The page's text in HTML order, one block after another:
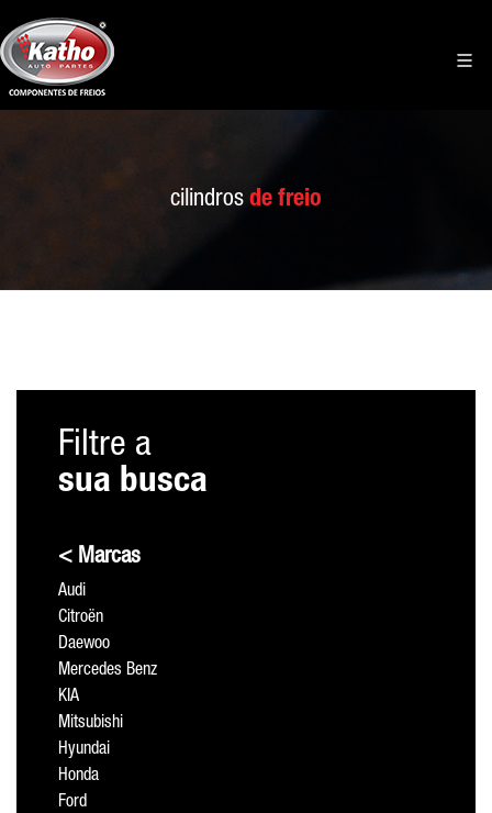
cilindros de freio
Filtre a
sua busca
< Marcas
Audi
Citroën
Daewoo
Mercedes Benz
KIA
Mitsubishi
Hyundai
Honda
Ford